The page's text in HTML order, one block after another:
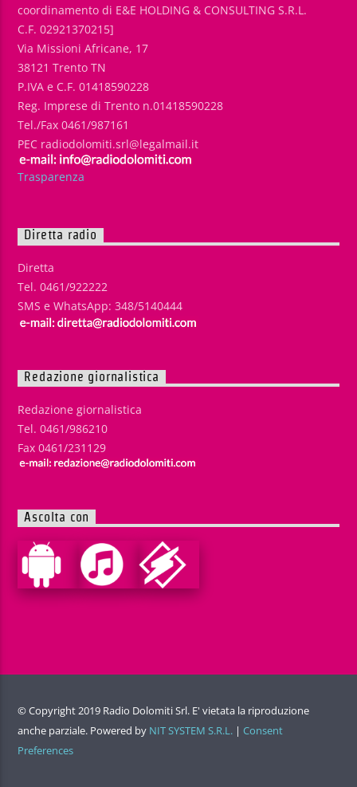
coordinamento di E&E HOLDING & CONSULTING S.R.L.
C.F. 02921370215]
Via Missioni Africane, 17
38121 Trento TN
P.IVA e C.F. 01418590228
Reg. Imprese di Trento n.01418590228
Tel./Fax 0461/987161
PEC radiodolomiti.srl@legalmail.it
Trasparenza
Diretta radio
Diretta
Tel. 0461/922222
SMS e WhatsApp: 348/5140444
Redazione giornalistica
Redazione giornalistica
Tel. 0461/986210
Fax 0461/231129
Ascolta con
© Copyright 2019 Radio Dolomiti Srl. E' vietata la riproduzione
anche parziale. Powered by NIT SYSTEM S.R.L. | Consent
Preferences